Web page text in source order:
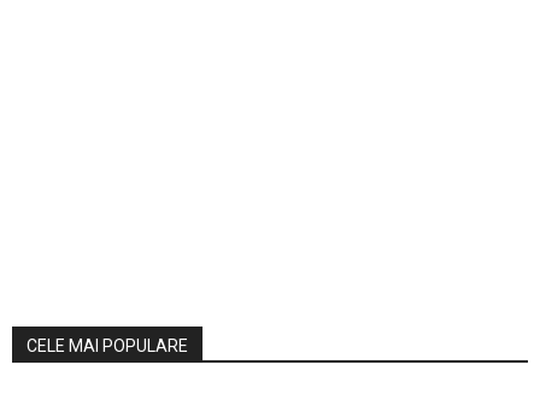
CELE MAI POPULARE